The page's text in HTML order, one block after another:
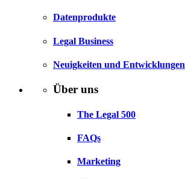
Datenprodukte
Legal Business
Neuigkeiten und Entwicklungen
Über uns
The Legal 500
FAQs
Marketing